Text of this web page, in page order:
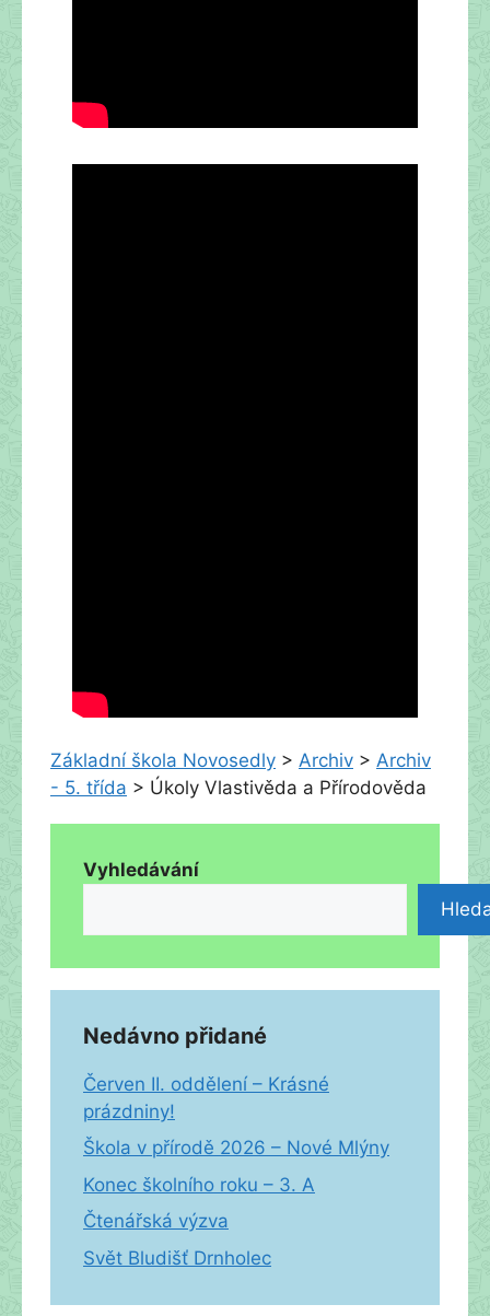
Základní škola Novosedly > Archiv > Archiv
- 5. třída > Úkoly Vlastivěda a Přírodověda
Vyhledávání
Nedávno přidané
Červen II. oddělení – Krásné
prázdniny!
Škola v přírodě 2026 – Nové Mlýny
Konec školního roku – 3. A
Čtenářská výzva
Svět Bludišť Drnholec